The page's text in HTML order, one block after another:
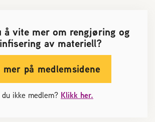
å vite mer om rengjøring og
av materiell?
mer på medlemsidene
ikke medlem? Klikk her.